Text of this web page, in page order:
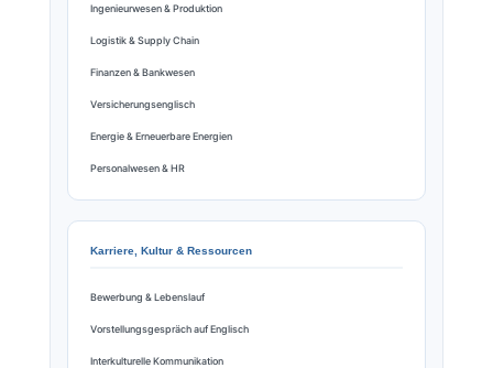
Ingenieurwesen & Produktion
Logistik & Supply Chain
Finanzen & Bankwesen
Versicherungsenglisch
Energie & Erneuerbare Energien
Personalwesen & HR
Karriere, Kultur & Ressourcen
Bewerbung & Lebenslauf
Vorstellungsgespräch auf Englisch
Interkulturelle Kommunikation